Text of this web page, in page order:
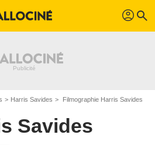
profil search
Harris Savides Filmographie Harris Savides
Savides